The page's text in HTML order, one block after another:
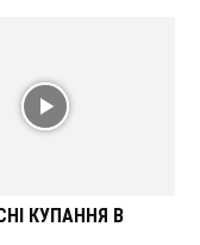
КУПАННЯ В